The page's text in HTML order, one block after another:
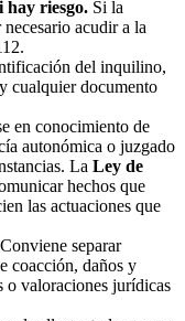
hay riesgo. Si la
acudir a la
del inquilino,
cualquier documento
en conocimiento de
autonómica o juzgado
La Ley de
hechos que
las actuaciones que
Conviene separar
coacción, daños y
o valoraciones jurídicas